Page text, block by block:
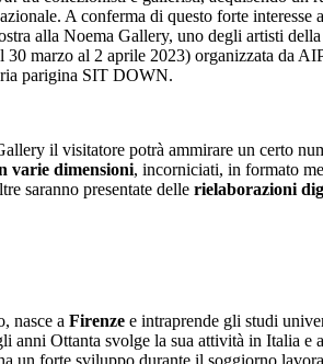
A conferma di questo forte
alla Noema Gallery, uno degli artisti
30 marzo al 2 aprile 2023) organizzata da
parigina SIT DOWN.
il visitatore potrà ammirare un certo
varie dimensioni, incorniciati, in formato
saranno presentate delle rielaborazioni
nasce a Firenze e intraprende gli studi
anni Ottanta svolge la sua attività in Italia e
un forte sviluppo durante il soggiorno